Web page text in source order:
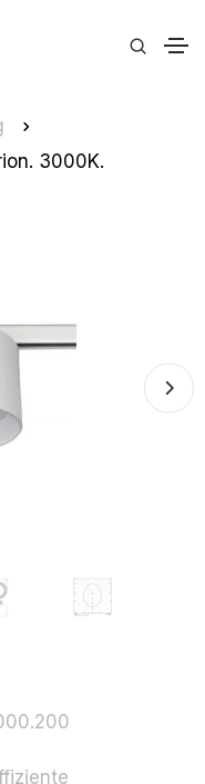
3000K.